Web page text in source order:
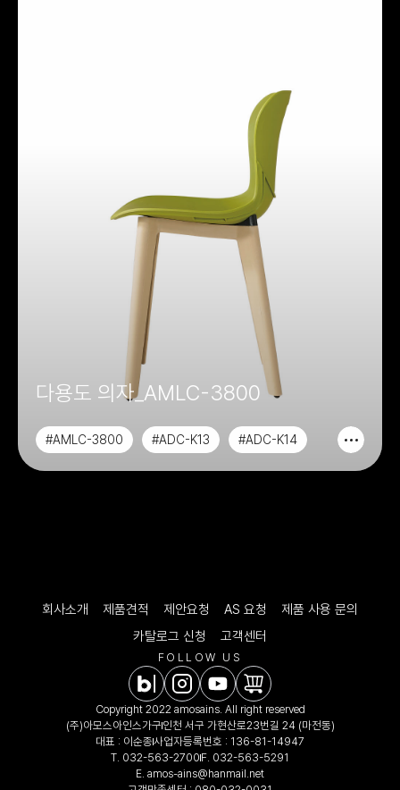
다용도 의자_AMLC-3800
#AMLC-3800 #ADC-K13
#ADC-K14
회사소개 제품견적 제안요청 AS 요청
제품 사용 문의
카탈로그 신청
고객센터
FOLLOW US
Copyright 2022 amosains. All right reserved
(주)아모스아인스가구인천 서구 가현산로23번길 24 (마전동)
대표 : 이순종사업자등록번호 : 136-81-14947
T. 032-563-2700 F. 032-563-5291
E. amos-ains@hanmail.net